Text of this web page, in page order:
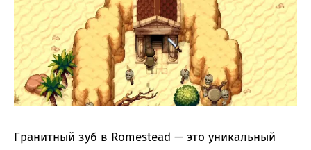
Гранитный зуб в Romestead — это уникальный